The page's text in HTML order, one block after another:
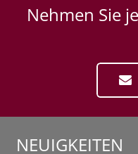
Nehmen Sie
NEUIGKEITEN